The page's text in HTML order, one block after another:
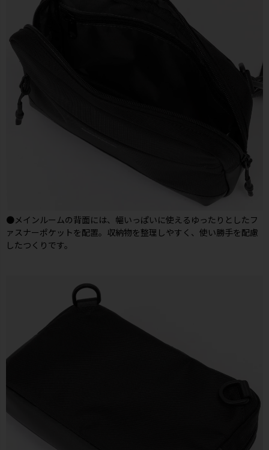
●メインルームの背面には、幅いっぱいに使えるゆったりとしたフ
ァスナーポケットを配置。収納物を整理しやすく、使い勝手を配慮
したつくりです。